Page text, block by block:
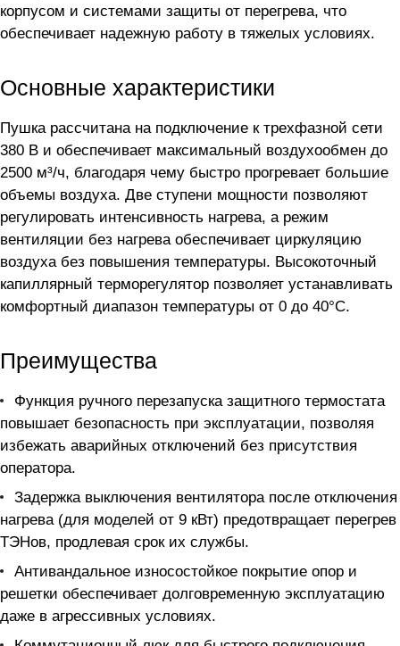
корпусом и системами защиты от перегрева, что
обеспечивает надежную работу в тяжелых условиях.
Основные характеристики
Пушка рассчитана на подключение к трехфазной сети
380 В и обеспечивает максимальный воздухообмен до
2500 м³/ч, благодаря чему быстро прогревает большие
объемы воздуха. Две ступени мощности позволяют
регулировать интенсивность нагрева, а режим
вентиляции без нагрева обеспечивает циркуляцию
воздуха без повышения температуры. Высокоточный
капиллярный терморегулятор позволяет устанавливать
комфортный диапазон температуры от 0 до 40°С.
Преимущества
Функция ручного перезапуска защитного термостата
повышает безопасность при эксплуатации, позволяя
избежать аварийных отключений без присутствия
оператора.
Задержка выключения вентилятора после отключения
нагрева (для моделей от 9 кВт) предотвращает перегрев
ТЭНов, продлевая срок их службы.
Антивандальное износостойкое покрытие опор и
решетки обеспечивает долговременную эксплуатацию
даже в агрессивных условиях.